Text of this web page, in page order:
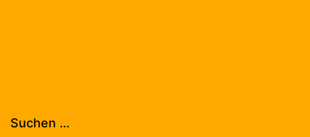
Suchen …